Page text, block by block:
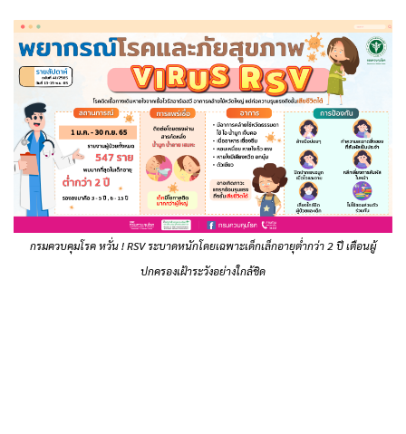
กรมควบคุมโรค หวั่น ! RSV ระบาดหนักโดยเฉพาะเด็กเล็กอายุต่ำกว่า 2 ปี เตือนผู้
ปกครองเฝ้าระวังอย่างใกล้ชิด